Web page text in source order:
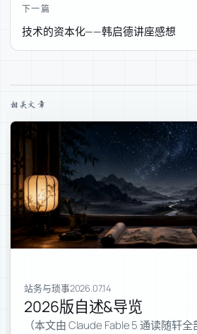
下一篇
技术的资本化——韩启德讲座感想
相关文章
站务与琐事2026.07.14
2026版自述&导览
（本文由 Claude Fable 5 通读随轩